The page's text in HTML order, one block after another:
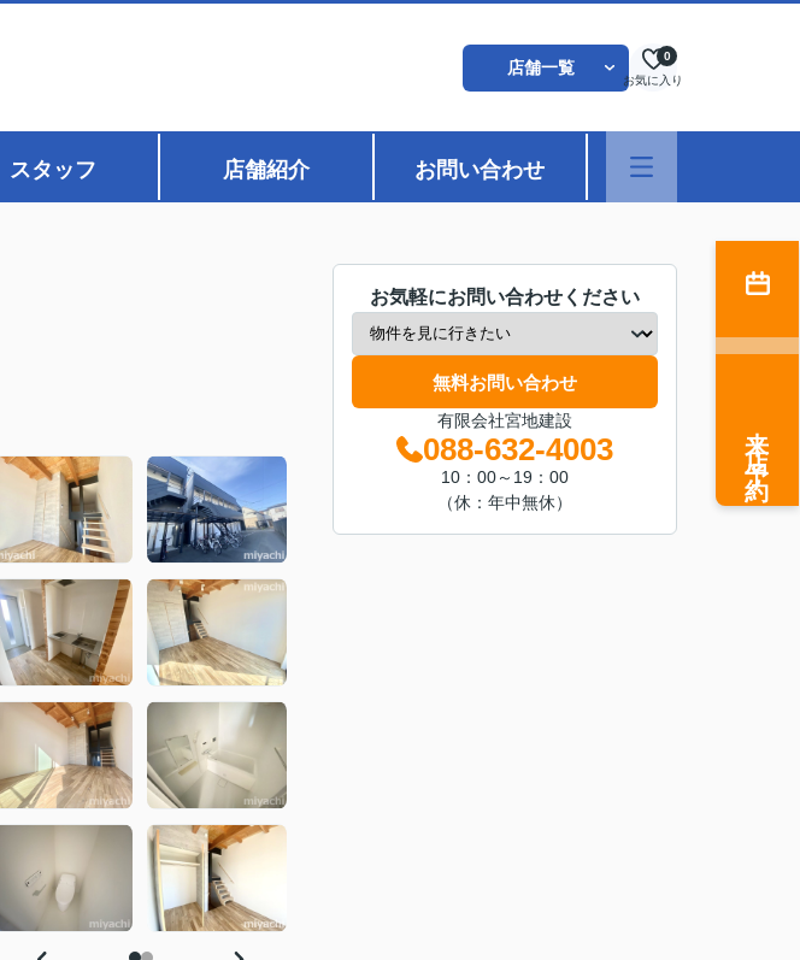
店舗一覧
お気に入り
0
スタッフ 店舗紹介 お問い合わせ
お気軽にお問い合わせください
無料お問い合わせ
有限会社宮地建設
088-632-4003
10：00～19：00
（休：年中無休）
来店予約